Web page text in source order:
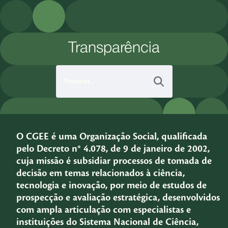
Pular para o Conteúdo principal
Transparência
O CGEE é uma Organização Social, qualificada
pelo Decreto n° 4.078, de 9 de janeiro de 2002,
cuja missão é subsidiar processos de tomada de
decisão em temas relacionados à ciência,
tecnologia e inovação, por meio de estudos de
prospecção e avaliação estratégica, desenvolvidos
com ampla articulação com especialistas e
instituições do Sistema Nacional de Ciência,